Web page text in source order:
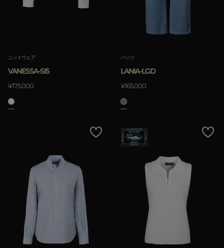
ニットウェア
VANESSA-SI5
¥175.000
パンツ
LANIA-LGD
¥165.000